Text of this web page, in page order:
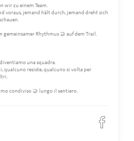
wir zu einem Team.
voraus, jemand hält durch, jemand dreht sich
gemeinsamer Rhythmus 🤝 auf dem Trail.
una squadra.
qualcuno resiste, qualcuno si volta per
condiviso 🤝 lungo il sentiero.